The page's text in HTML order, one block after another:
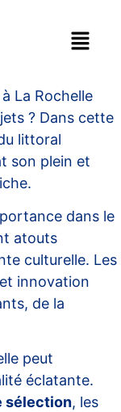
La Rochelle
? Dans cette
littoral
son plein et
dans le
atouts
culturelle. Les
et innovation
de la
peut
éclatante.
sélection, les